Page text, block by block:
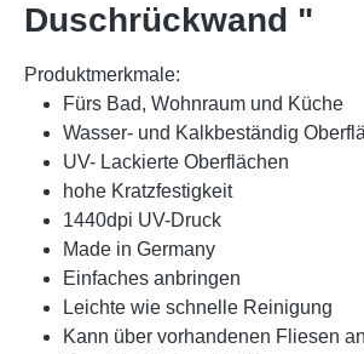
Duschrückwand "
Produktmerkmale:
Fürs Bad, Wohnraum und Küche
Wasser- und Kalkbeständig
UV- Lackierte Oberflächen
hohe Kratzfestigkeit
1440dpi UV-Druck
Made in Germany
Einfaches anbringen
Leichte wie schnelle Reinigung
Kann über vorhandenen Fliesen